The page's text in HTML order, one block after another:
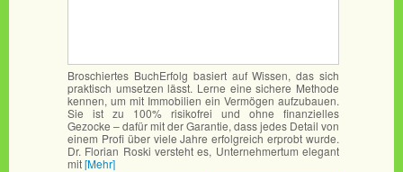
Broschiertes BuchErfolg basiert auf Wissen, das sich
praktisch umsetzen lässt. Lerne eine sichere Methode
kennen, um mit Immobilien ein Vermögen aufzubauen.
Sie ist zu 100% risikofrei und ohne finanzielles
Gezocke – dafür mit der Garantie, dass jedes Detail von
einem Profi über viele Jahre erfolgreich erprobt wurde.
Dr. Florian Roski versteht es, Unternehmertum elegant
mit[Mehr]